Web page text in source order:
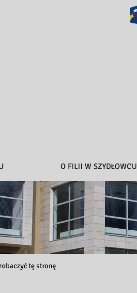
O FILII W SZYDŁOWCU
tę stronę